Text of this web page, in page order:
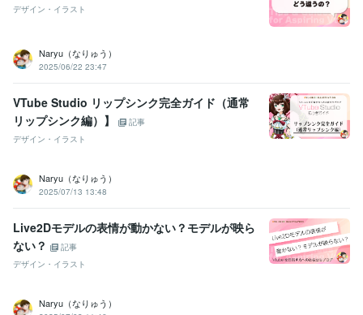
デザイン・イラスト
Naryu（なりゅう）
2025/06/22 23:47
VTube Studio リップシンク完全ガイド（通常
リップシンク編）】
記事
デザイン・イラスト
Naryu（なりゅう）
2025/07/13 13:48
Live2Dモデルの表情が動かない？モデルが映ら
ない？
記事
デザイン・イラスト
Naryu（なりゅう）